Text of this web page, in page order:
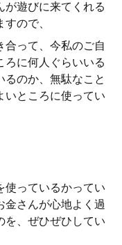
が遊びに来てくれる
ので、
合って、今私のご自
ろに何人ぐらいいる
のか、無駄なこと
いところに使ってい
使っているかってい
金さんが心地よく過
を、ぜひぜひしてい